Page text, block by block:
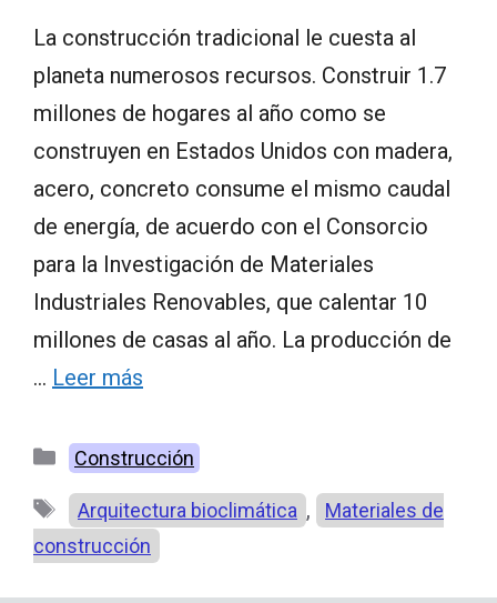
La construcción tradicional le cuesta al
planeta numerosos recursos. Construir 1.7
millones de hogares al año como se
construyen en Estados Unidos con madera,
acero, concreto consume el mismo caudal
de energía, de acuerdo con el Consorcio
para la Investigación de Materiales
Industriales Renovables, que calentar 10
millones de casas al año. La producción de
… Leer más
Categorías
Construcción
Etiquetas
Arquitectura bioclimática ,
Materiales de
construcción